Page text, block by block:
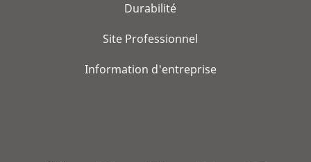
Durabilité
Site Professionnel
Information d'entreprise